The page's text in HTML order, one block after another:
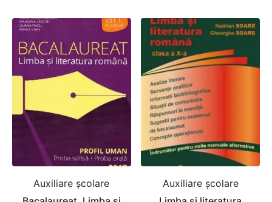
Auxiliare şcolare
Auxiliare şcolare